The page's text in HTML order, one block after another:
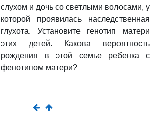
слухом и дочь со светлыми волосами, у
которой проявилась наследственная
глухота. Установите генотип матери
этих детей. Какова вероятность
рождения в этой семье ребенка с
фенотипом матери?